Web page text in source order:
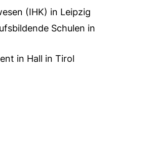
(IHK) in Leipzig
Schulen in
in Hall in Tirol